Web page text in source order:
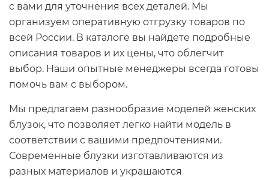
с вами для уточнения всех деталей. Мы
организуем оперативную отгрузку товаров по
всей России. В каталоге вы найдете подробные
описания товаров и их цены, что облегчит
выбор. Наши опытные менеджеры всегда готовы
помочь вам с выбором.
Мы предлагаем разнообразие моделей женских
блузок, что позволяет легко найти модель в
соответствии с вашими предпочтениями.
Современные блузки изготавливаются из
разных материалов и украшаются